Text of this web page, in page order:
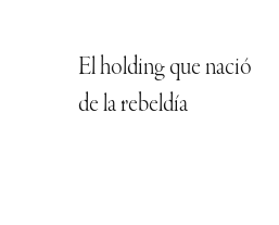
El holding que nació
de la rebeldía